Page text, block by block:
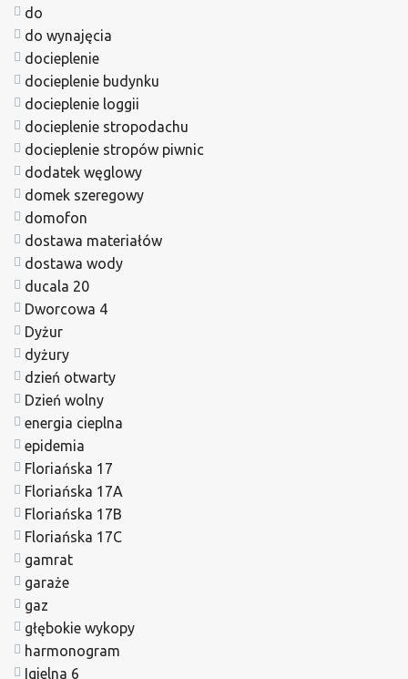
do
do wynajęcia
docieplenie
docieplenie budynku
docieplenie loggii
docieplenie stropodachu
docieplenie stropów piwnic
dodatek węglowy
domek szeregowy
domofon
dostawa materiałów
dostawa wody
ducala 20
Dworcowa 4
Dyżur
dyżury
dzień otwarty
Dzień wolny
energia cieplna
epidemia
Floriańska 17
Floriańska 17A
Floriańska 17B
Floriańska 17C
gamrat
garaże
gaz
głębokie wykopy
harmonogram
Igielna 6